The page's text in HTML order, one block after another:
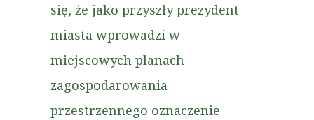
się, że jako przyszły prezydent
miasta wprowadzi w
miejscowych planach
zagospodarowania
przestrzennego oznaczenie